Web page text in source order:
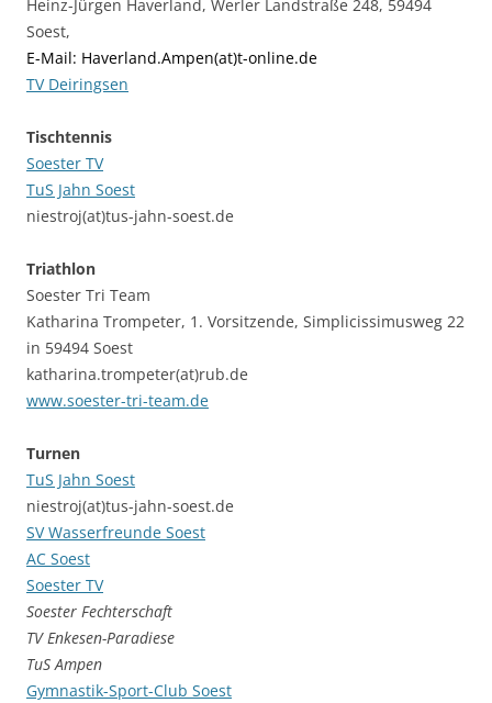
Heinz-Jürgen Haverland, Werler Landstraße 248, 59494
Soest,
E-Mail: Haverland.Ampen(at)t-online.de
TV Deiringsen
Tischtennis
Soester TV
TuS Jahn Soest
niestroj(at)tus-jahn-soest.de
Triathlon
Soester Tri Team
Katharina Trompeter, 1. Vorsitzende, Simplicissimusweg 22
in 59494 Soest
katharina.trompeter(at)rub.de
www.soester-tri-team.de
Turnen
TuS Jahn Soest
niestroj(at)tus-jahn-soest.de
SV Wasserfreunde Soest
AC Soest
Soester TV
Soester Fechterschaft
TV Enkesen-Paradiese
TuS Ampen
Gymnastik-Sport-Club Soest